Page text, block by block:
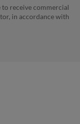
to receive commercial
in accordance with